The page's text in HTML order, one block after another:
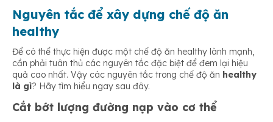
Nguyên tắc để xây dựng chế độ ăn
healthy
Để có thể thực hiện được một chế độ ăn healthy lành mạnh,
cần phải tuân thủ các nguyên tắc đặc biệt để đem lại hiệu
quả cao nhất. Vậy các nguyên tắc trong chế độ ăn healthy
là gì? Hãy tìm hiểu ngay sau đây.
Cắt bớt lượng đường nạp vào cơ thể